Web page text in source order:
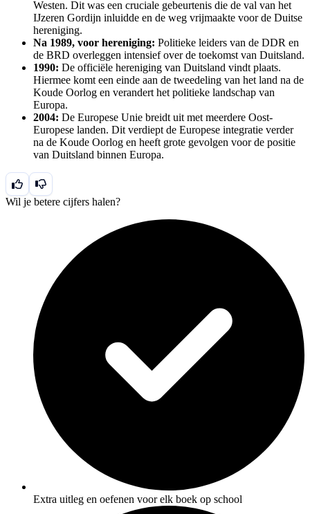
Westen. Dit was een cruciale gebeurtenis die de val van het
IJzeren Gordijn inluidde en de weg vrijmaakte voor de Duitse
hereniging.
Na 1989, voor hereniging: Politieke leiders van de DDR en
de BRD overleggen intensief over de toekomst van Duitsland.
1990: De officiële hereniging van Duitsland vindt plaats.
Hiermee komt een einde aan de tweedeling van het land na de
Koude Oorlog en verandert het politieke landschap van
Europa.
2004: De Europese Unie breidt uit met meerdere Oost-
Europese landen. Dit verdiept de Europese integratie verder
na de Koude Oorlog en heeft grote gevolgen voor de positie
van Duitsland binnen Europa.
Wil je betere cijfers halen?
Extra uitleg en oefenen voor elk boek op school